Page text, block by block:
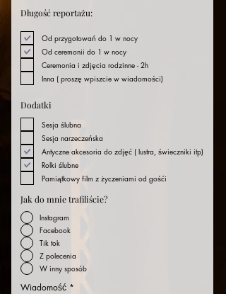
Długość reportażu:
Od przygotowań do 1 w nocy
Od ceremonii do 1 w nocy
Ceremonia i zdjęcia rodzinne - 2h
Inna ( proszę wpiszcie w wiadomości)
Dodatki
Sesja ślubna
Sesja narzeczeńska
Antyczne akcesoria do zdjęć ( lustra, świeczniki itp)
Rolki ślubne
Pamiątkowy film z życzeniami od gośći
Jak do mnie trafiliście?
Instagram
Facebook
Tik tok
Z polecenia
W inny sposób
Wiadomość